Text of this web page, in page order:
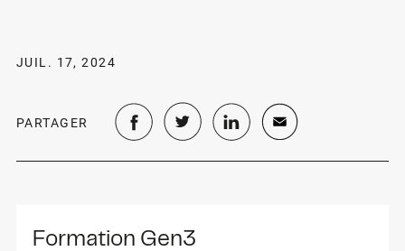
JUIL. 17, 2024
PARTAGER
Formation Gen3